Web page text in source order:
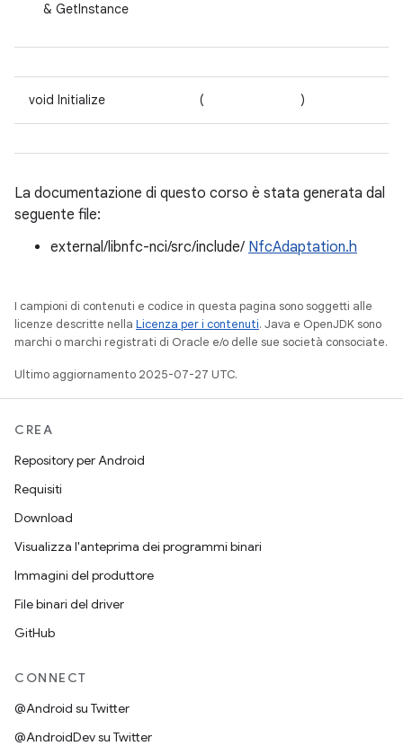
& GetInstance
void Initialize ( )
La documentazione di questo corso è stata generata dal
seguente file:
external/libnfc-nci/src/include/ NfcAdaptation.h
I campioni di contenuti e codice in questa pagina sono soggetti alle
licenze descritte nella Licenza per i contenuti. Java e OpenJDK sono
marchi o marchi registrati di Oracle e/o delle sue società consociate.
Ultimo aggiornamento 2025-07-27 UTC.
CREA
Repository per Android
Requisiti
Download
Visualizza l'anteprima dei programmi binari
Immagini del produttore
File binari del driver
GitHub
CONNECT
@Android su Twitter
@AndroidDev su Twitter